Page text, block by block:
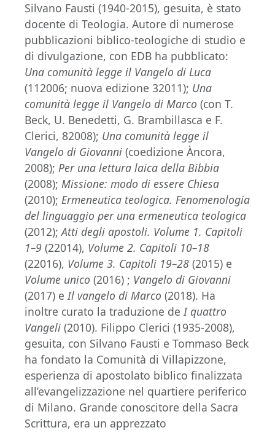
Silvano Fausti (1940-2015), gesuita, è stato
docente di Teologia. Autore di numerose
pubblicazioni biblico-teologiche di studio e
di divulgazione, con EDB ha pubblicato:
Una comunità legge il Vangelo di Luca
(112006; nuova edizione 32011); Una
comunità legge il Vangelo di Marco (con T.
Beck, U. Benedetti, G. Brambillasca e F.
Clerici, 82008); Una comunità legge il
Vangelo di Giovanni (coedizione Àncora,
2008); Per una lettura laica della Bibbia
(2008); Missione: modo di essere Chiesa
(2010); Ermeneutica teologica. Fenomenologia
del linguaggio per una ermeneutica teologica
(2012);Atti degli apostoli. Volume 1. Capitoli
1–9 (22014), Volume 2. Capitoli 10–18
(22016), Volume 3. Capitoli 19–28 (2015) e
Volume unico (2016) ; Vangelo di Giovanni
(2017) eIl vangelo di Marco (2018). Ha
inoltre curato la traduzione deI quattro
Vangeli (2010). Filippo Clerici (1935-2008),
gesuita, con Silvano Fausti e Tommaso Beck
ha fondato la Comunità di Villapizzone,
esperienza di apostolato biblico finalizzata
all’evangelizzazione nel quartiere periferico
di Milano. Grande conoscitore della Sacra
Scrittura, era un apprezzato